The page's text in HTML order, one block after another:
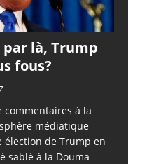
là, Trump
fous?
commentaires à la
médiatique
de Trump en
sablé à la Douma